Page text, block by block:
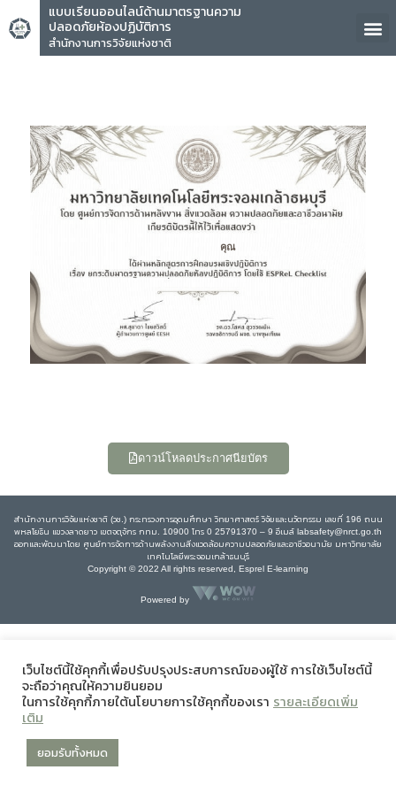
แบบเรียนออนไลน์ด้านมาตรฐานความ
ปลอดภัยห้องปฏิบัติการ
สำนักงานการวิจัยแห่งชาติ
คุณ
ดาวน์โหลดประกาศนียบัตร
สำนักงานการวิจัยแห่งชาติ (วช.) กระทรวงการอุดมศึกษา วิทยาศาสตร์ วิจัยและนวัตกรรม เลขที่ 196 ถนน
พหลโยธิน แขวงลาดยาว เขตจตุจักร กทม. 10900 โทร 0 25791370 – 9 อีเมล์ labsafety@nrct.go.th
ออกและพัฒนาโดย ศูนย์การจัดการด้านพลังงานสิ่งแวดล้อมความปลอดภัยและอาชีวอนามัย มหาวิทยาลัย
เทคโนโลยีพระจอมเกล้าธนบุรี
Copyright © 2022 All rights reserved, Esprel E-learning
Powered by
เว็บไซต์นี้ใช้คุกกี้เพื่อปรับปรุงประสบการณ์ของผู้ใช้ การใช้เว็บไซต์นี้
จะถือว่าคุณให้ความยินยอม
ในการใช้คุกกี้ภายใต้นโยบายการใช้คุกกี้ของเรา รายละเอียดเพิ่ม
เติม
ยอมรับทั้งหมด